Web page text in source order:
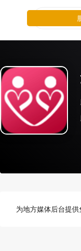
为地方媒体后台提供